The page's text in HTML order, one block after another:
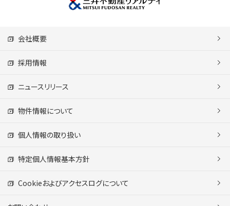
会社概要
採用情報
ニュースリリース
物件情報について
個人情報の取り扱い
特定個人情報基本方針
Cookieおよびアクセスログについて